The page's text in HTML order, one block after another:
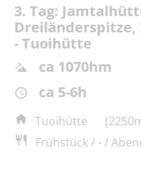
3. Tag:
Dreiländerspitze,
- Tuoihütte
ca 1070hm
ca 5-6h
Tuoihütte
Frühstück / - /